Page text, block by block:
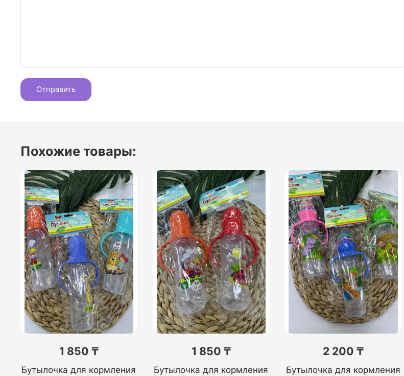
Похожие товары:
1 850 ₸
Бутылочка для кормления
1 850 ₸
Бутылочка для кормления
2 200 ₸
Бутылочка для кормления